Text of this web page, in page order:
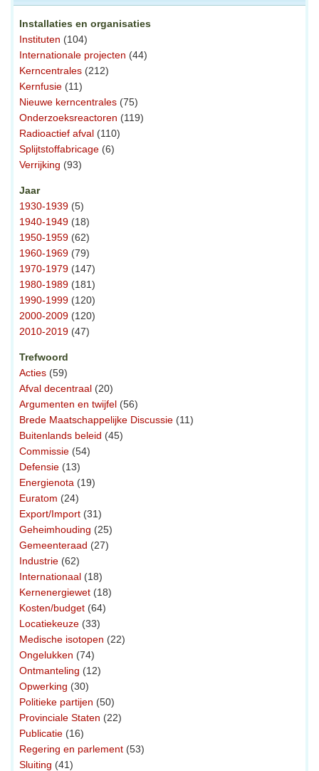
Installaties en organisaties
Instituten (104)
Internationale projecten (44)
Kerncentrales (212)
Kernfusie (11)
Nieuwe kerncentrales (75)
Onderzoeksreactoren (119)
Radioactief afval (110)
Splijtstoffabricage (6)
Verrijking (93)
Jaar
1930-1939 (5)
1940-1949 (18)
1950-1959 (62)
1960-1969 (79)
1970-1979 (147)
1980-1989 (181)
1990-1999 (120)
2000-2009 (120)
2010-2019 (47)
Trefwoord
Acties (59)
Afval decentraal (20)
Argumenten en twijfel (56)
Brede Maatschappelijke Discussie (11)
Buitenlands beleid (45)
Commissie (54)
Defensie (13)
Energienota (19)
Euratom (24)
Export/Import (31)
Geheimhouding (25)
Gemeenteraad (27)
Industrie (62)
Internationaal (18)
Kernenergiewet (18)
Kosten/budget (64)
Locatiekeuze (33)
Medische isotopen (22)
Ongelukken (74)
Ontmanteling (12)
Opwerking (30)
Politieke partijen (50)
Provinciale Staten (22)
Publicatie (16)
Regering en parlement (53)
Sluiting (41)